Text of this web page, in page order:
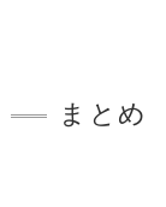
まとめ